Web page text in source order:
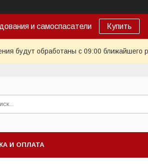
и самоспасатели Купить
будут обработаны с 09:00 ближайшего
И ОПЛАТА